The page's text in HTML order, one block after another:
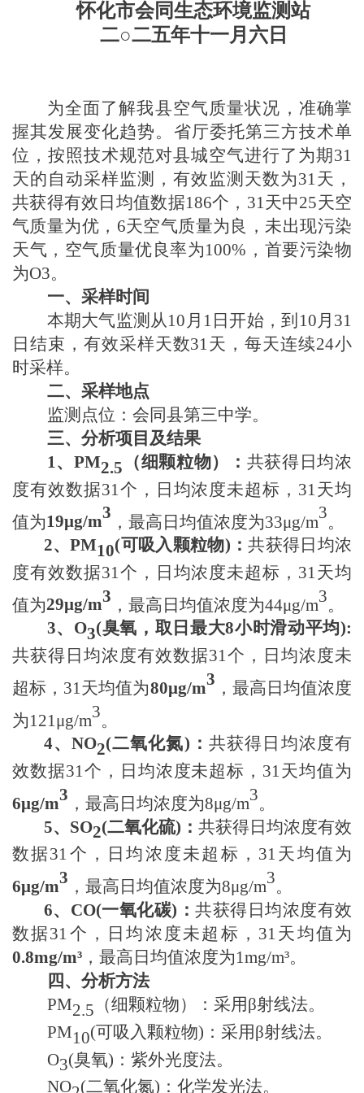
怀化市会同生态环境监测站
二○二五年十一月 六日
为全面了解我县空气质量状况，准确掌
握其发展变化趋势。省厅委托第三方技术单
位，按照技术规范对县城空气进行了为期31
天的自动采样监测，有效监测天数为31天 ，
共获得有效日均值数据186个， 31天中25天空
气质量为优， 6天空气质量为良，未出现污染
天气， 空气质量优良率为100%，首要污染物
为O3。
一、采样时间
本期大气监测从 10月 1日开始，到 10月31
日 结束，有效采样天数31天 ，每天连续24小
时采样。
二、采样地点
监测点位：会同县第三中学。
三、分析项目及结果
1 、PM2.5 （细颗粒物） ： 共获得日均浓
度有效数据31个 ，日均浓度未超标， 31天均
值为19μg/m3 ，最高日均值浓度为33μg/m3。
2、PM10(可吸入颗粒物) ：共获得日均浓
度有效数据31个 ，日均浓度未超标， 31天均
值为29μg/m3 ，最高日均值浓度为44μg/m3。
3、 O3(臭氧 ， 取日最大8小时滑动平均):
共获得日均浓度有效数据31个 ，日均浓度未
超标， 31天均值为80μg/m3 ，最高日均值浓度
为121μg/m3。
4、 NO2(二氧化氮) ： 共获得日均浓度有
效数据31个 ，日均浓度未超标， 31天均值为
6μg/m3 ，最高日均浓度为8μg/m3。
5、 SO2(二氧化硫) ： 共获得日均浓度有效
数据31个 ，日均浓度未超标， 31天均值为
6μg/m3 ，最高日均值浓度为8μg/m3。
6、 CO(一氧化碳) ：共获得日均浓度有效
数据31个 ，日均浓度未超标， 31天均值为
0.8mg/m³ ，最高日均值浓度为1mg/m³。
四、分析方法
PM2.5 （细颗粒物）
：采用β射线法。
PM10(可吸入颗粒物) ：采用β射线法。
O3(臭氧) ：紫外光度法。
NO (二氧化氮) ：化学发光法。